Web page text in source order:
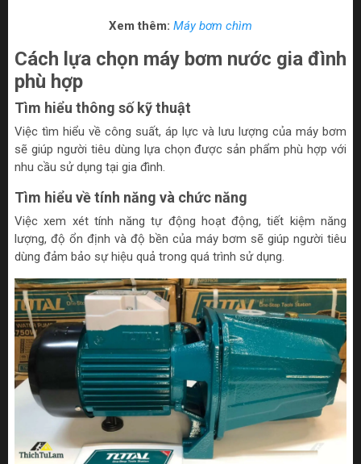
Xem thêm: Máy bơm chìm
Cách lựa chọn máy bơm nước gia đình
phù hợp
Tìm hiểu thông số kỹ thuật
Việc tìm hiểu về công suất, áp lực và lưu lượng của máy bơm
sẽ giúp người tiêu dùng lựa chọn được sản phẩm phù hợp với
nhu cầu sử dụng tại gia đình.
Tìm hiểu về tính năng và chức năng
Việc xem xét tính năng tự động hoạt động, tiết kiệm năng
lượng, độ ổn định và độ bền của máy bơm sẽ giúp người tiêu
dùng đảm bảo sự hiệu quả trong quá trình sử dụng.